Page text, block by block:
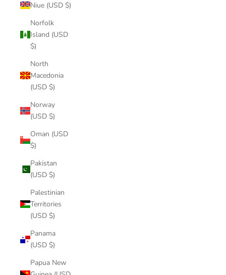
Niue (USD $)
Norfolk
Island (USD
$)
North
Macedonia
(USD $)
Norway
(USD $)
Oman (USD
$)
Pakistan
(USD $)
Palestinian
Territories
(USD $)
Panama
(USD $)
Papua New